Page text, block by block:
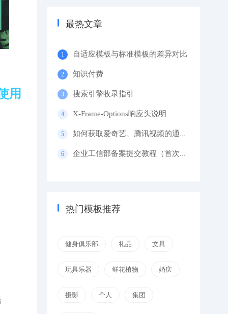
用
最热文章
自适应模板与标准模板的差异对比
知识付费
搜索引擎收录指引
X-Frame-Options响应头说明
如何获取爱奇艺、腾讯视频的通用代码？
企业工信部备案提交教程（首次备案）
热门模板推荐
健身俱乐部 礼品 文具
玩具乐器 鲜花植物 婚庆
摄影 个人 集团